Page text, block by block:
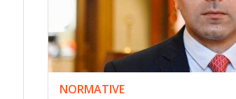
NORMATIVE